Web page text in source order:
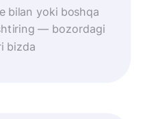
bilan yoki boshqa
— bozordagi
bizda